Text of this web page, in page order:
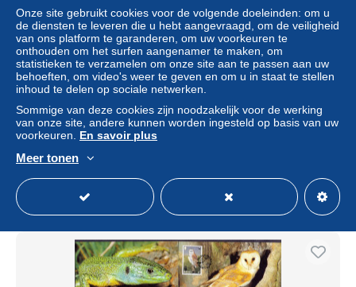
80900 guyana Mi BF N°241 rana grenouilles frog frogs TB
neuf ** MNH Animaux animals 1992
Professioneel handelaar
Onze site gebruikt cookies voor de volgende doeleinden: om u
de diensten te leveren die u hebt aangevraagd, om de veiligheid
van ons platform te garanderen, om uw voorkeuren te
onthouden om het surfen aangenamer te maken, om
statistieken te verzamelen om onze site aan te passen aan uw
behoeften, om video's weer te geven en om u in staat te stellen
inhoud te delen op sociale netwerken.
Sommige van deze cookies zijn noodzakelijk voor de werking
van onze site, andere kunnen worden ingesteld op basis van uw
voorkeuren. En savoir plus
Meer tonen